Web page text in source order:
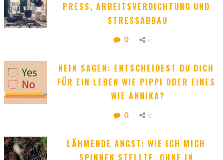
PRESS, ARBEITSVERDICHTUNG UND
STRESSABBAU
0 0
NEIN SAGEN: ENTSCHEIDEST DU DICH
FÜR EIN LEBEN WIE PIPPI ODER EINES
WIE ANNIKA?
0 0
LÄHMENDE ANGST: WIE ICH MICH
SPINNEN STELLTE, OHNE IN